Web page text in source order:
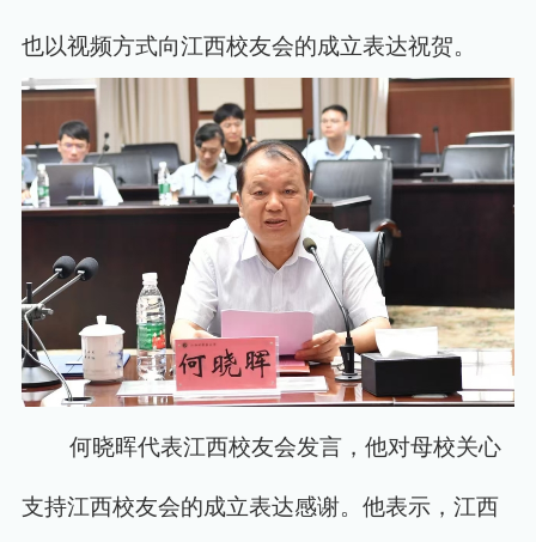
也以视频方式向江西校友会的成立表达祝贺。
何晓晖代表江西校友会发言，他对母校关心
支持江西校友会的成立表达感谢。他表示，江西